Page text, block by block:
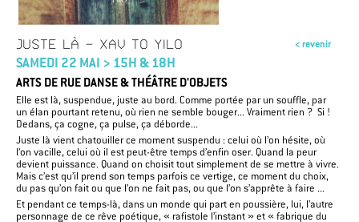
< revenir
JUSTE LÀ - XAV TO YILO
SAMEDI 22 MAI > 15H & 18H
ARTS DE RUE DANSE & THÉÂTRE D'OBJETS
Elle est là, suspendue, juste au bord. Comme portée par un souffle, par
un élan pourtant retenu, où rien ne semble bouger... Vraiment rien ? Si !
Dedans, ça cogne, ça pulse, ça déborde...
Juste là vient chatouiller ce moment suspendu : celui où l’on hésite, où
l’on vacille, celui où il est peut-être temps d’enfin oser. Quand la peur
devient puissance. Quand on choisit tout simplement de se mettre à vivre.
Mais c’est qu’il prend son temps parfois ce vertige, ce moment du choix,
du pas qu’on fait ou que l’on ne fait pas, ou que l’on s’apprête à faire ...
Et pendant ce temps-là, dans un monde qui part en poussière, lui, l’autre
personnage de ce rêve poétique, « rafistole l’instant » et « fabrique du